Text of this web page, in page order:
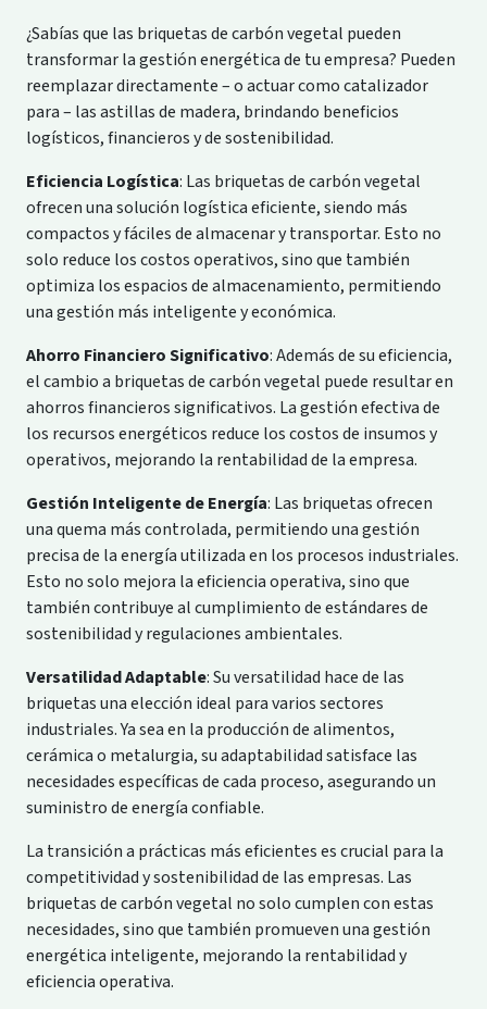
¿Sabías que las briquetas de carbón vegetal pueden
transformar la gestión energética de tu empresa? Pueden
reemplazar directamente – o actuar como catalizador
para – las astillas de madera, brindando beneficios
logísticos, financieros y de sostenibilidad.
Eficiencia Logística: Las briquetas de carbón vegetal
ofrecen una solución logística eficiente, siendo más
compactos y fáciles de almacenar y transportar. Esto no
solo reduce los costos operativos, sino que también
optimiza los espacios de almacenamiento, permitiendo
una gestión más inteligente y económica.
Ahorro Financiero Significativo: Además de su eficiencia,
el cambio a briquetas de carbón vegetal puede resultar en
ahorros financieros significativos. La gestión efectiva de
los recursos energéticos reduce los costos de insumos y
operativos, mejorando la rentabilidad de la empresa.
Gestión Inteligente de Energía: Las briquetas ofrecen
una quema más controlada, permitiendo una gestión
precisa de la energía utilizada en los procesos industriales.
Esto no solo mejora la eficiencia operativa, sino que
también contribuye al cumplimiento de estándares de
sostenibilidad y regulaciones ambientales.
Versatilidad Adaptable: Su versatilidad hace de las
briquetas una elección ideal para varios sectores
industriales. Ya sea en la producción de alimentos,
cerámica o metalurgia, su adaptabilidad satisface las
necesidades específicas de cada proceso, asegurando un
suministro de energía confiable.
La transición a prácticas más eficientes es crucial para la
competitividad y sostenibilidad de las empresas. Las
briquetas de carbón vegetal no solo cumplen con estas
necesidades, sino que también promueven una gestión
energética inteligente, mejorando la rentabilidad y
eficiencia operativa.